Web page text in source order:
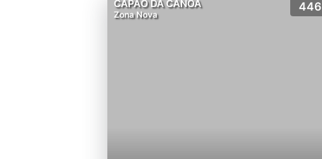
CAPÃO DA CANOA
Zona Nova
446